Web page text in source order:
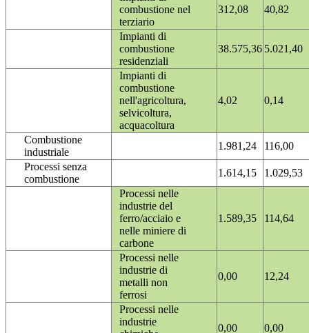
combustione nel
terziario
312,08 40,82
Impianti di
combustione
residenziali
38.575,36 5.021,40
Impianti di
combustione
nell'agricoltura,
selvicoltura,
acquacoltura
4,02 0,14
Combustione
industriale
1.981,24
116,00
Processi senza
combustione
1.614,15
1.029,53
Processi nelle
industrie del
ferro/acciaio e
nelle miniere di
carbone
1.589,35 114,64
Processi nelle
industrie di
metalli non
ferrosi
0,00 12,24
Processi nelle
industrie
0,00 0,00